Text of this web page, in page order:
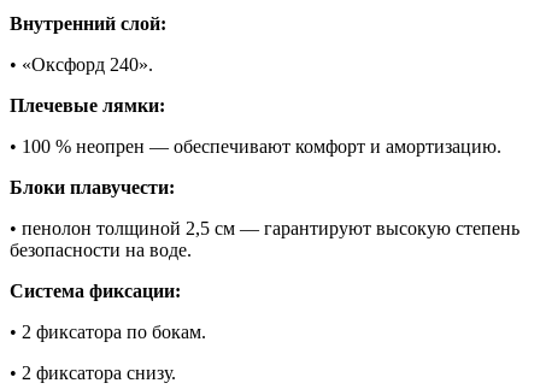
Внутренний слой:
• «Оксфорд 240».
Плечевые лямки:
• 100 % неопрен — обеспечивают комфорт и амортизацию.
Блоки плавучести:
• пенолон толщиной 2,5 см — гарантируют высокую степень
безопасности на воде.
Система фиксации:
• 2 фиксатора по бокам.
• 2 фиксатора снизу.